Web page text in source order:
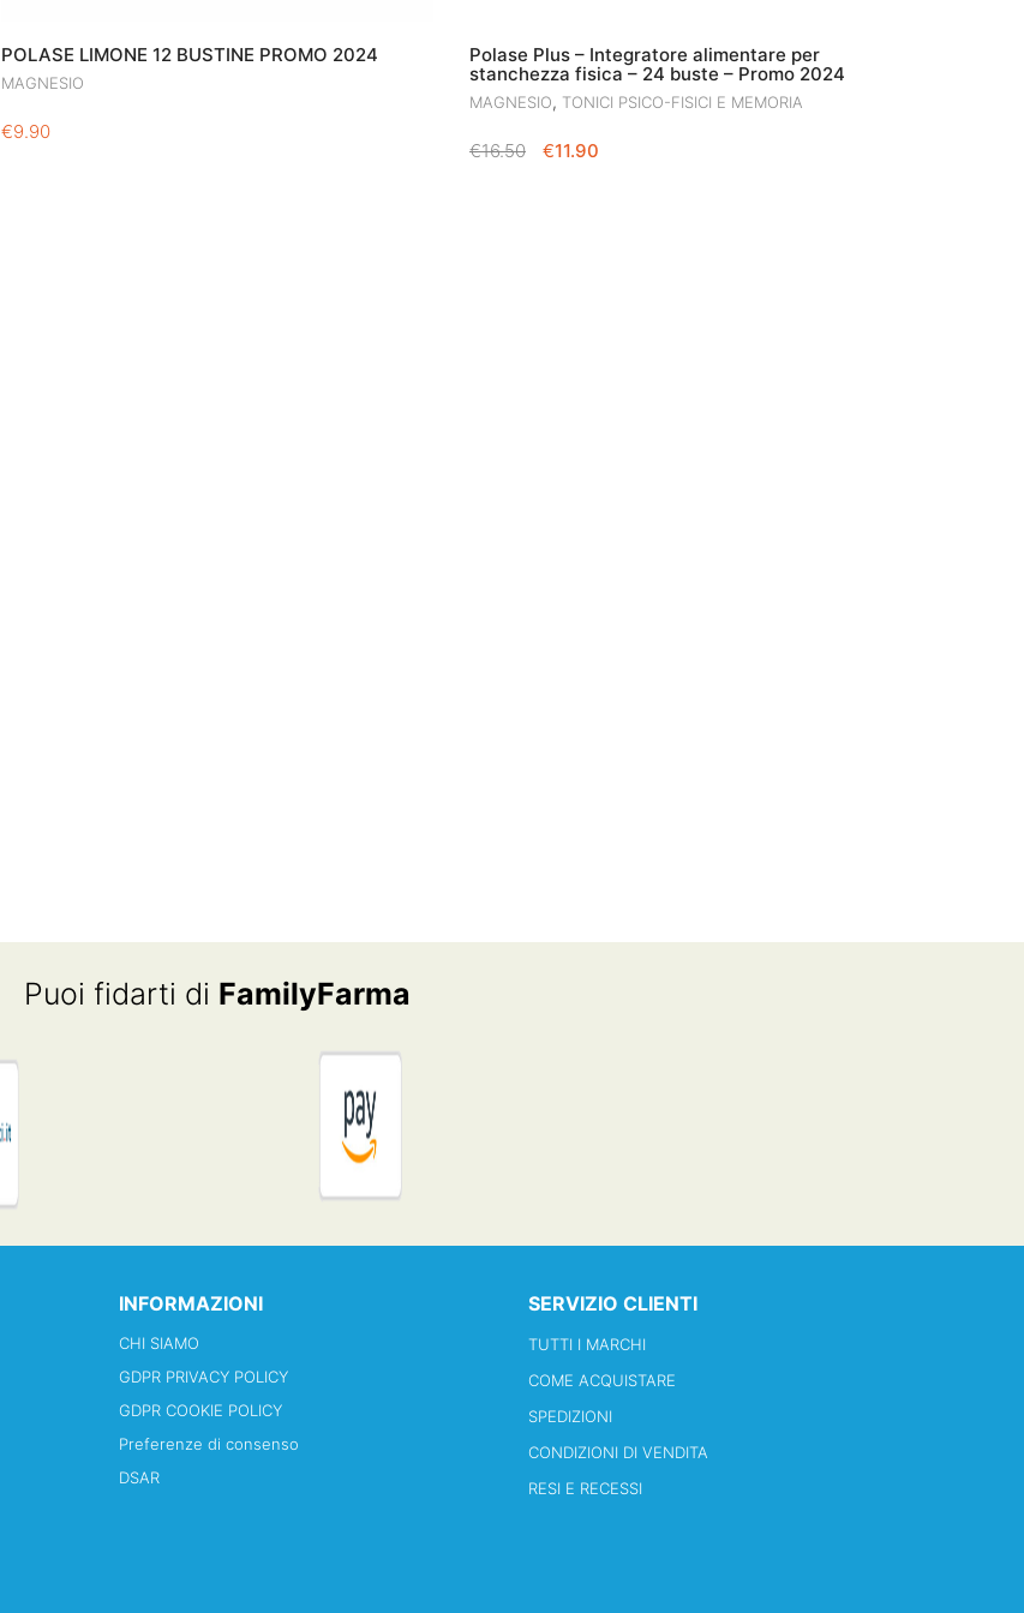
POLASE LIMONE 12 BUSTINE PROMO 2024
MAGNESIO
€9.90
Polase Plus – Integratore alimentare per
stanchezza fisica – 24 buste – Promo 2024
MAGNESIO, TONICI PSICO-FISICI E MEMORIA
€16.50
IL
€11.90
Puoi fidarti di FamilyFarma
INFORMAZIONI
CHI SIAMO
GDPR PRIVACY POLICY
GDPR COOKIE POLICY
Preferenze di consenso
DSAR
SERVIZIO CLIENTI
TUTTI I MARCHI
COME ACQUISTARE
SPEDIZIONI
CONDIZIONI DI VENDITA
RESI E RECESSI